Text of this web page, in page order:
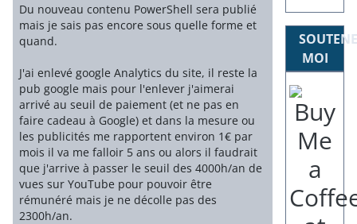
Du nouveau contenu PowerShell sera publié
mais je sais pas encore sous quelle forme et
quand.
J'ai enlevé google Analytics du site, il reste la
pub google mais pour l'enlever j'aimerai
arrivé au seuil de paiement (et ne pas en
faire cadeau à Google) et dans la mesure ou
les publicités me rapportent environ 1€ par
mois il va me falloir 5 ans ou alors il faudrait
que j'arrive à passer le seuil des 4000h/an de
vues sur YouTube pour pouvoir être
rémunéré mais je ne décolle pas des
2300h/an.
MOI